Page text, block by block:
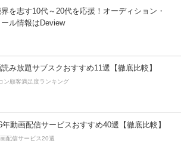
を志す10代～20代を応援！オーディション・
ール情報はDeview
み放題サブスクおすすめ11選【徹底比較】
ン顧客満足度ランキング
年動画配信サービスおすすめ40選【徹底比較】
配信サービス20選